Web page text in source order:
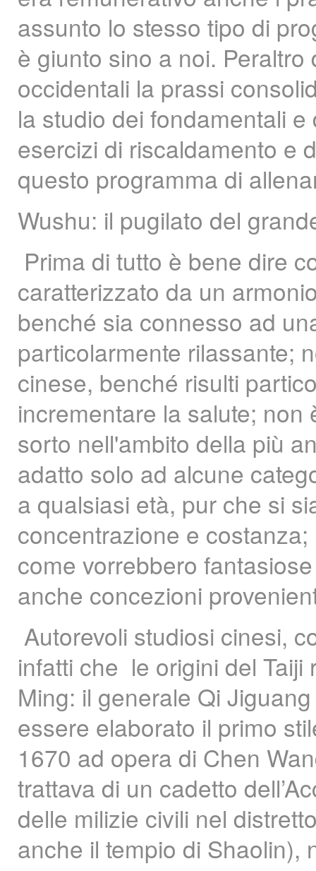
assunto lo stesso tipo di
è giunto sino a noi.
occidentali la prassi
la studio dei fondamentali
esercizi di riscaldamento e
questo programma di
Wushu: il pugilato del
Prima di tutto è bene dire
caratterizzato da un
benché sia connesso ad
particolarmente rilassante;
cinese, benché risulti
incrementare la salute;
sorto nell'ambito della più
adatto solo ad alcune
a qualsiasi età, pur che si
concentrazione e
come vorrebbero
anche concezioni
Autorevoli studiosi cinesi,
infatti che le origini del
Ming: il generale Qi
essere elaborato il primo
1670 ad opera di Chen
trattava di un cadetto
delle milizie civili nel
anche il tempio di Shaolin),